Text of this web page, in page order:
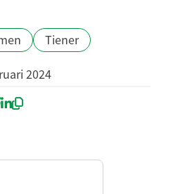
Tiener
2024